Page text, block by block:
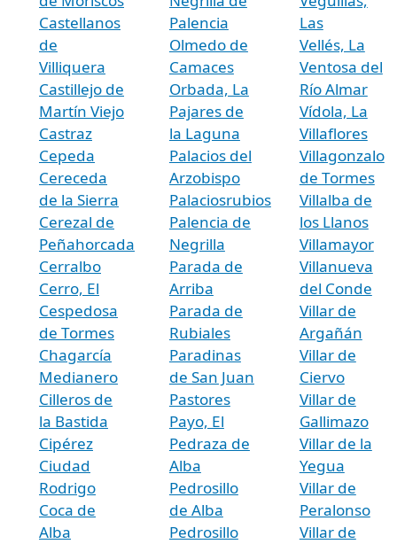
Castellanos
de
Villiquera
Castillejo de
Martín Viejo
Castraz
Cepeda
Cereceda
de la Sierra
Cerezal de
Peñahorcada
Cerralbo
Cerro, El
Cespedosa
de Tormes
Chagarcía
Medianero
Cilleros de
la Bastida
Cipérez
Ciudad
Rodrigo
Coca de
Alba
Palencia
Olmedo de
Camaces
Orbada, La
Pajares de
la Laguna
Palacios del
Arzobispo
Palaciosrubios
Palencia de
Negrilla
Parada de
Arriba
Parada de
Rubiales
Paradinas
de San Juan
Pastores
Payo, El
Pedraza de
Alba
Pedrosillo
de Alba
Pedrosillo
Las
Vellés, La
Ventosa del
Río Almar
Vídola, La
Villaflores
Villagonzalo
de Tormes
Villalba de
los Llanos
Villamayor
Villanueva
del Conde
Villar de
Argañán
Villar de
Ciervo
Villar de
Gallimazo
Villar de la
Yegua
Villar de
Peralonso
Villar de